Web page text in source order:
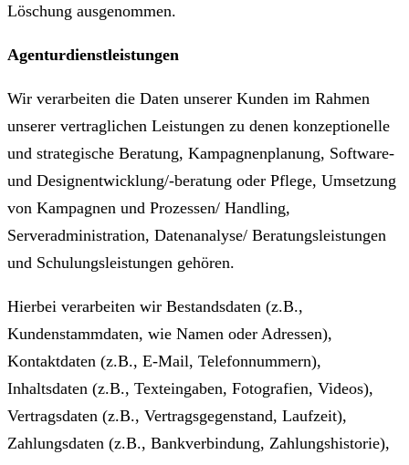
Löschung ausgenommen.
Agenturdienstleistungen
Wir verarbeiten die Daten unserer Kunden im Rahmen
unserer vertraglichen Leistungen zu denen konzeptionelle
und strategische Beratung, Kampagnenplanung, Software-
und Designentwicklung/-beratung oder Pflege, Umsetzung
von Kampagnen und Prozessen/ Handling,
Serveradministration, Datenanalyse/ Beratungsleistungen
und Schulungsleistungen gehören.
Hierbei verarbeiten wir Bestandsdaten (z.B.,
Kundenstammdaten, wie Namen oder Adressen),
Kontaktdaten (z.B., E-Mail, Telefonnummern),
Inhaltsdaten (z.B., Texteingaben, Fotografien, Videos),
Vertragsdaten (z.B., Vertragsgegenstand, Laufzeit),
Zahlungsdaten (z.B., Bankverbindung, Zahlungshistorie),